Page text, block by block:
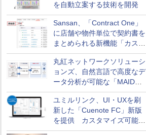
を自動立案する技術を開発
Sansan、「Contract One」
に店舗や物件単位で契約書を
まとめられる新機能「カスタ
ム契約ツリー」を追加
丸紅ネットワークソリューシ
ョンズ、自然言語で高度なデ
ータ分析が可能な「MAIDOA
AI ASSIST」を9月より提供
ユミルリンク、UI・UXを刷
新した「Cuenote FC」新版
を提供 カスタマイズ可能な
ダッシュボード画面を搭載